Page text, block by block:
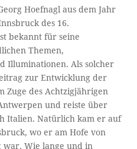
Hoefnagl aus dem Jahr
des 16.
bekannt für seine
Themen,
Illuminationen. Als solcher
zur Entwicklung der
Zuge des Achtzigjährigen
und reiste über
Italien. Natürlich kam er auf
wo er am Hofe von
war. Wie lange und in